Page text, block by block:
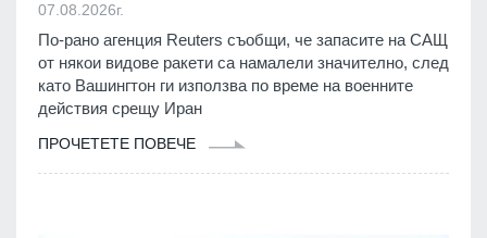
07.08.2026г.
По-рано агенция Reuters съобщи, че запасите на САЩ
от някои видове ракети са намалели значително, след
като Вашингтон ги използва по време на военните
действия срещу Иран
ПРОЧЕТЕТЕ ПОВЕЧЕ